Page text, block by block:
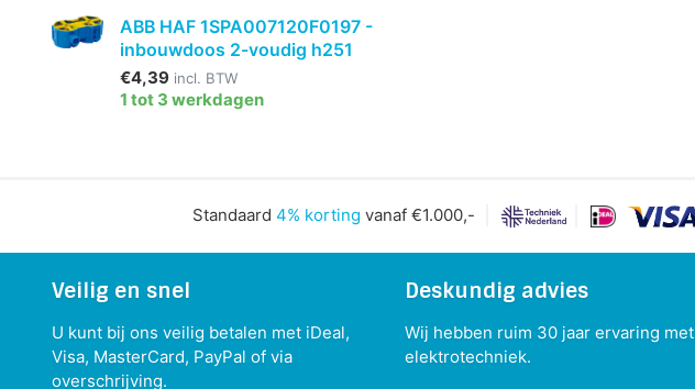
ABB HAF 1SPA007120F0197 -
inbouwdoos 2-voudig h251
€4,39 incl. BTW
1 tot 3 werkdagen
Standaard 4% korting vanaf €1.000,-
Veilig en snel
U kunt bij ons veilig betalen met iDeal,
Visa, MasterCard, PayPal of via
overschrijving.
Deskundig advies
Wij hebben ruim 30 jaar ervaring met
elektrotechniek.